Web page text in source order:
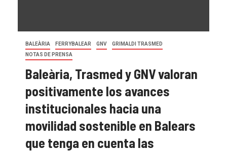
BALEÀRIA FERRYBALEAR GNV
GRIMALDI TRASMED
NOTAS DE PRENSA
Baleària, Trasmed y GNV valoran
positivamente los avances
institucionales hacia una
movilidad sostenible en Balears
que tenga en cuenta las